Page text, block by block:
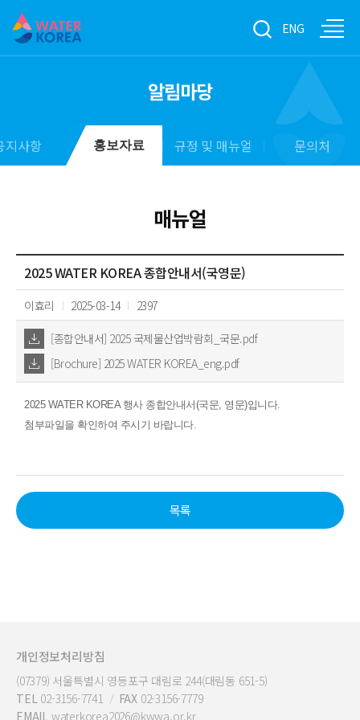
ENG
알림마당
지사항 홍보자료 규정 및 매뉴얼 문의처
매뉴얼
2025 WATER KOREA 종합안내서(국영문)
이효리 2025-03-14 2397
[종합안내서] 2025 국제물산업박람회_국문.pdf
[Brochure] 2025 WATER KOREA_eng.pdf
2025 WATER KOREA 행사 종합안내서(국문, 영문)입니다.
첨부파일을 확인하여 주시기 바랍니다.
목록
개인정보처리방침
(07379) 서울특별시 영등포구 대림로 244(대림동 651-5)
TEL02-3156-7741 FAX 02-3156-7779
EMAIL waterkorea2026@kwwa.or.kr